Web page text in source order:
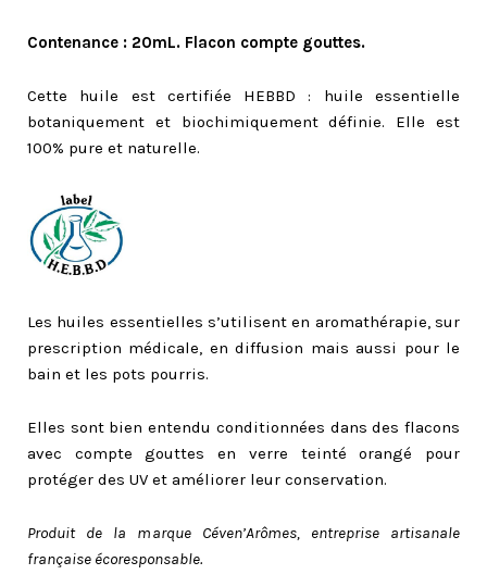
Contenance : 20mL. Flacon compte gouttes.
Cette huile est certifiée HEBBD : huile essentielle
botaniquement et biochimiquement définie. Elle est
100% pure et naturelle.
Les huiles essentielles s’utilisent en aromathérapie, sur
prescription médicale, en diffusion mais aussi pour le
bain et les pots pourris.
Elles sont bien entendu conditionnées dans des flacons
avec compte gouttes en verre teinté orangé pour
protéger des UV et améliorer leur conservation.
Produit de la marque Céven’Arômes, entreprise artisanale
française écoresponsable.